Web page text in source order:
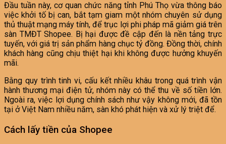
Đầu tuần này, cơ quan chức năng tỉnh Phú Thọ vừa thông báo
việc khởi tố bị can, bắt tạm giam một nhóm chuyên sử dụng
thủ thuật mạng máy tính, để trục lợi phi pháp mã giảm giá trên
sàn TMĐT Shopee. Bị hại được đề cập đến là nền tảng trực
tuyến, với giá trị sản phẩm hàng chục tỷ đồng. Đồng thời, chính
khách hàng cũng chịu thiệt hại khi không được hưởng khuyến
mãi.
Bằng quy trình tinh vi, cấu kết nhiều khâu trong quá trình vận
hành thương mại điện tử, nhóm này có thể thu về số tiền lớn.
Ngoài ra, việc lợi dụng chính sách như vậy không mới, đã tồn
tại ở Việt Nam nhiều năm, sàn khó phát hiện và xử lý triệt để.
Cách lấy tiền của Shopee